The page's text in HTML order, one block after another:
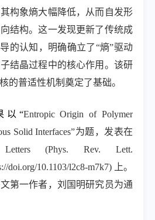
构象熵大幅降低，从而自发形
结构。这一发现更新了传统成
的认知，明确确立了“熵”驱动
结晶过程中的核心作用。该研
的普适性机制奠定了基础。
以“Entropic Origin of Polymer
Solid Interfaces”为题，发表在
Letters (Phys. Rev. Lett.
doi.org/10.1103/l2c8-m7k7)
上。
第一作者，刘国明研究员为通